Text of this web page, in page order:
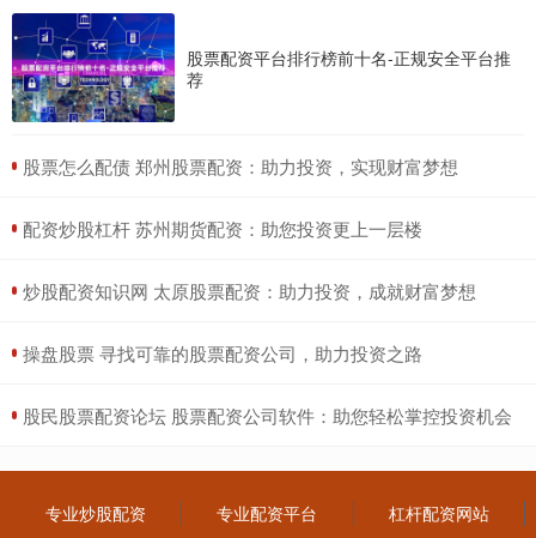
股票配资平台排行榜前十名-正规安全平台推
荐
​股票怎么配债 郑州股票配资：助力投资，实现财富梦想
​配资炒股杠杆 苏州期货配资：助您投资更上一层楼
​炒股配资知识网 太原股票配资：助力投资，成就财富梦想
​操盘股票 寻找可靠的股票配资公司，助力投资之路
​股民股票配资论坛 股票配资公司软件：助您轻松掌控投资机会
专业炒股配资 专业配资平台 杠杆配资网站